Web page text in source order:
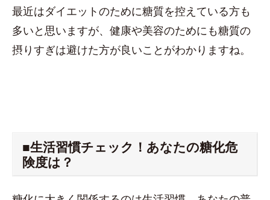
最近はダイエットのために糖質を控えている方も
多いと思いますが、健康や美容のためにも糖質の
摂りすぎは避けた方が良いことがわかりますね。
■生活習慣チェック！あなたの糖化危
険度は？